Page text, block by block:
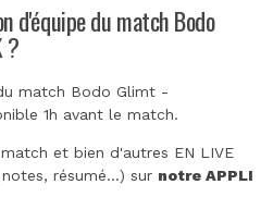
d'équipe du match Bodo
?
match Bodo Glimt -
1h avant le match.
et bien d'autres EN LIVE
résumé...) sur notre APPLI